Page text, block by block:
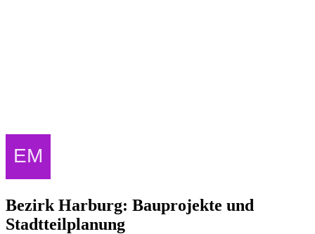
Bezirk Harburg: Bauprojekte und
Stadtteilplanung